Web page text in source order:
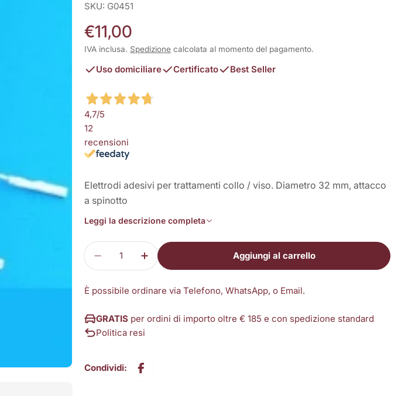
SKU: G0451
Prezzo
normale
€11,00
IVA inclusa. Spedizione calcolata al momento del pagamento.
Uso domiciliare Certificato Best Seller
4,7/5
12
recensioni
Elettrodi adesivi per trattamenti collo / viso. Diametro 32 mm, attacco
a spinotto
Leggi la descrizione completa
Quantità
Diminuisci la quantità per Elettrodi adesivi per viso, a
Aumenta la quantità per Elettrodi adesivi per viso,
Aggiungi al carrello
È possibile ordinare via Telefono, WhatsApp, o Email.
GRATIS per ordini di importo oltre € 185 e con spedizione standard
Politica resi
Condividi: